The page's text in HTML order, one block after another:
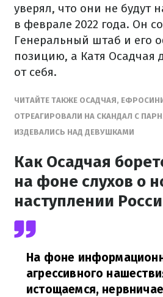
уверял, что они не будут
в феврале 2022 года. Он
Генеральный штаб и его
позицию, а Катя Осадчая
от себя.
ЧИТАЙТЕ ТАКЖЕ ОСАДЧАЯ,
ОТРЕАГИРОВАЛИ НА СКАНДАЛ С
ИЗДЕВАЛИСЬ НАД ДЕВУШКАМИ
Как Осадчая
на фоне слухов о
наступлении
На фоне
агрессивного
истощаемся,